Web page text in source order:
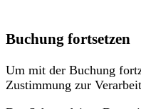
Buchung fortsetzen
Um mit der Buchung
Zustimmung zur